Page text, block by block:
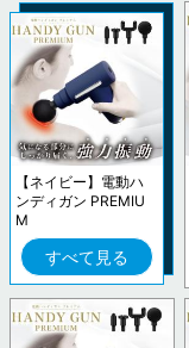
【ネイビー】電動ハ
ンディガン PREMIU
M
すべて見る